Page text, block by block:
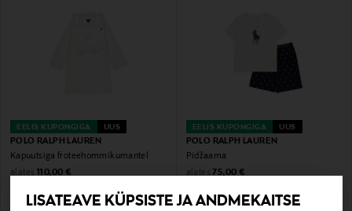
LISATEAVE KÜPSISTE JA ANDMEKAITSE
EELIS KUPONGIGA UUS
POLO RALPH LAUREN
Kapuutsiga froteehommikumantel
alates Original Price
110,00 €
EELIS KUPONGIGA UUS
POLO RALPH LAUREN
Pidžaama
alates Original Price
75,00 €